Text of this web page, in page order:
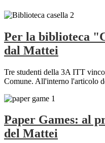
Per la biblioteca
dal Mattei
Tre studenti della 3A ITT
Comune. All'interno l'articolo
Paper Games: al
del Mattei